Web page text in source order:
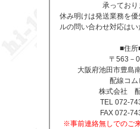
承っており
休み明けは発送業務を
ルの問い合わせ対応はい
■住所
〒563－
大阪府池田市豊島
配線コム
株式会社
TEL 072-
FAX 072-
※事前連絡無しでのご